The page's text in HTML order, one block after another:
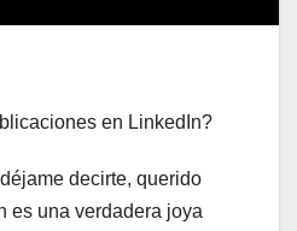
en LinkedIn?
decirte, querido
es una verdadera joya